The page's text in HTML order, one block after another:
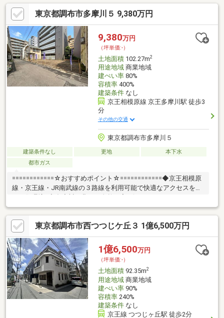
西・北東の2面接道につき陽当たり・通風良好。解体後更地渡しで
お引き渡し！◆参考プランは延床116㎡超の4LDK。家族のこだわ
りを反映した邸宅を建築可能！◇建築条件なしのためお好みのハ
ウスメーカーで建築可能です！まずは、現地をご案内させていた
だきます！☆―――――・・・ ―☆― ・・・―――――☆
東京都調布市多摩川５ 9,380万円
9,380万円
（坪単価:-）
土地面積102.27m2
用途地域商業地域
建ぺい率80%
容積率400%
建築条件なし
京王相模原線 京王多摩川駅 徒歩3
分
その他の交通
東京都調布市多摩川５
建築条件なし 更地
本下水
都市ガス
============☆おすすめポイント☆============◆京王相模原
線・京王線・JR南武線の３路線を利用可能で快適なアクセスを叶
りながら、通勤アクセスも良好。暮らしやすさを実感できる立地
です。◆高い容積率により、ゆとりある住空間に加え、店舗兼用
住宅・賃貸併用住宅・事務所・サロンなど多彩なプランニングが
可能です。◆京王多摩川駅前では「itonami」プロジェクトが進行
中！駅前の利便性向上と新たな街づくりに期待が集まる注目エリ
アです！─駅徒歩3分×高容積率。住居・収益・事業利用まで、多
用途に応える希少な売地─
東京都調布市西つつじケ丘３ 1億6,500万円
1億6,500万円
（坪単価:-）
土地面積92.35m2
用途地域商業地域
建ぺい率90%
容積率240%
建築条件なし
京王線 つつじヶ丘駅 徒歩2分